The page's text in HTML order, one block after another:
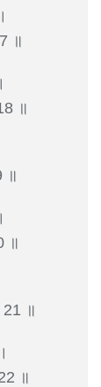
॥
॥
॥
॥
21 ॥
॥